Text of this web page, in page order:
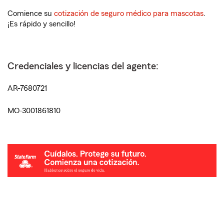
Comience su cotización de seguro médico para mascotas.
¡Es rápido y sencillo!
Credenciales y licencias del agente:
AR-7680721
MO-3001861810